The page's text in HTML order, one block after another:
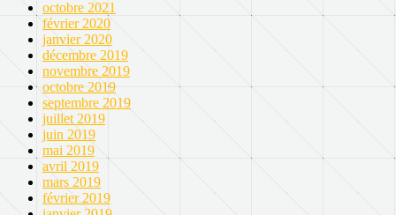
octobre 2021
février 2020
janvier 2020
décembre 2019
novembre 2019
octobre 2019
septembre 2019
juillet 2019
juin 2019
mai 2019
avril 2019
mars 2019
février 2019